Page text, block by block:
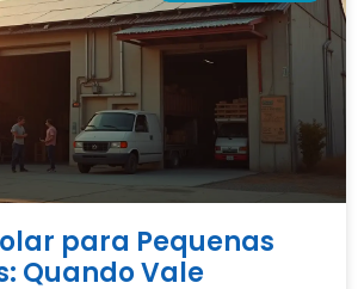
para Pequenas
Quando Vale